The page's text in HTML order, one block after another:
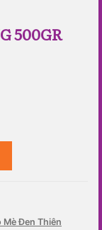
500GR
Mè Đen Thiên